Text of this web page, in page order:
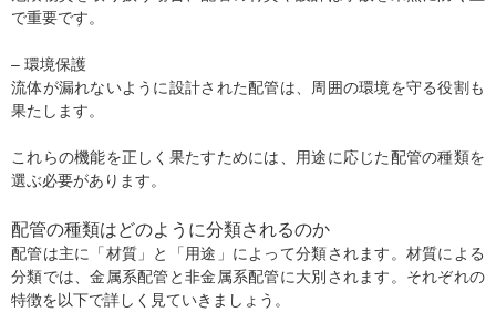
で重要です。
– 環境保護
流体が漏れないように設計された配管は、周囲の環境を守る役割も
果たします。
これらの機能を正しく果たすためには、用途に応じた配管の種類を
選ぶ必要があります。
配管の種類はどのように分類されるのか
配管は主に「材質」と「用途」によって分類されます。材質による
分類では、金属系配管と非金属系配管に大別されます。それぞれの
特徴を以下で詳しく見ていきましょう。